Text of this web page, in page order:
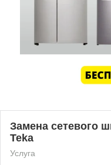
Замена сетевого
Teka
Услуга